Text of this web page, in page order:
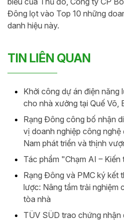
Đông lọt vào Top 10 những
danh hiệu này.
TIN LIÊN QUAN
Khởi công dự án điện năng
cho nhà xưởng tại Quế Võ,
Rạng Đông công bố nhận
vị doanh nghiệp công
Nam phát triển và thịnh
Tác phẩm "Chạm AI –
Rạng Đông và PMC ký kết
lược: Nâng tầm trải nghiệm
tòa nhà
TÜV SÜD trao chứng